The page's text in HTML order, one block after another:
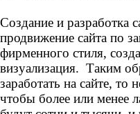
Создание и разработка
продвижение сайта по
фирменного стиля,
визуализация. Таким
заработать на сайте,
чтобы более или менее